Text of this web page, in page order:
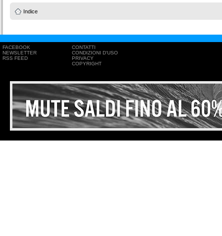
Indice
FACEBOOK
NEWSLETTER
RSS FEED
CONTATTI
CONDIZIONI D'USO
PRIVACY
COPYRIGHT